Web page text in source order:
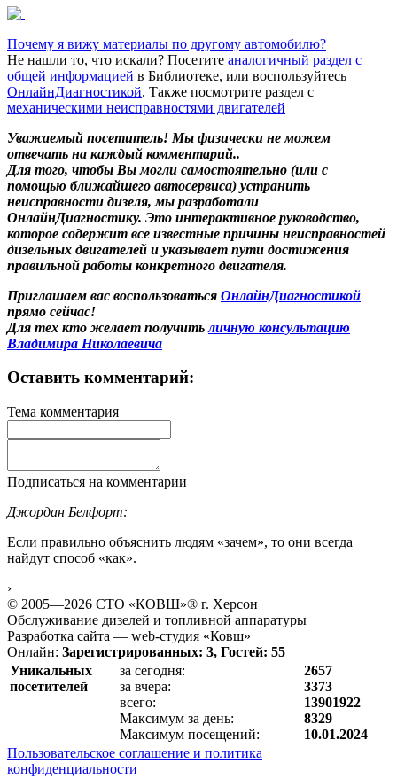
Почему я вижу материалы по другому автомобилю?
Не нашли то, что искали? Посетите аналогичный раздел с
общей информацией в Библиотеке, или воспользуйтесь
ОнлайнДиагностикой. Также посмотрите раздел с
механическими неисправностями двигателей
Уважаемый посетитель! Мы физически не можем
отвечать на каждый комментарий..
Для того, чтобы Вы могли самостоятельно (или с
помощью ближайшего автосервиса) устранить
неисправности дизеля, мы разработали
ОнлайнДиагностику. Это интерактивное руководство,
которое содержит все известные причины неисправностей
дизельных двигателей и указывает пути достижения
правильной работы конкретного двигателя.
Приглашаем вас воспользоваться ОнлайнДиагностикой
прямо сейчас!
Для тех кто желает получитьличную консультацию
Владимира Николаевича
Оставить комментарий:
Тема комментария
Подписаться на комментарии
Джордан Белфорт:
Если правильно объяснить людям «зачем», то они всегда
найдут способ «как».
›
© 2005—2026 СТО «КОВШ»® г. Херсон
Обслуживание дизелей и топливной аппаратуры
Разработка сайта — web-студия «Ковш»
Онлайн: Зарегистрированных: 3, Гостей: 55
Уникальных
посетителей
за сегодня:
за вчера:
всего:
Максимум за день:
Максимум посещений:
2657
3373
13901922
8329
10.01.2024
Пользовательское соглашение и политика
конфиденциальности